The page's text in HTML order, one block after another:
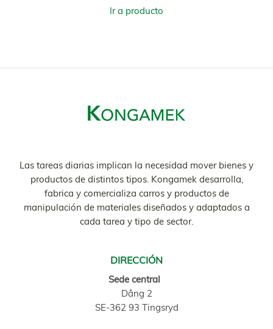
Ir a producto
Las tareas diarias implican la necesidad mover bienes y
productos de distintos tipos. Kongamek desarrolla,
fabrica y comercializa carros y productos de
manipulación de materiales diseñados y adaptados a
cada tarea y tipo de sector.
DIRECCIÓN
Sede central
Dång 2
SE-362 93 Tingsryd